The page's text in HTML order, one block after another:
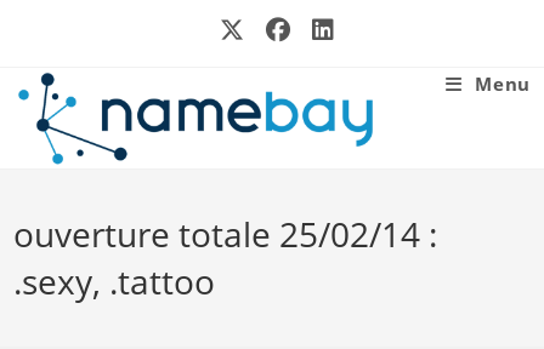
Menu
ouverture totale 25/02/14 :
.sexy, .tattoo